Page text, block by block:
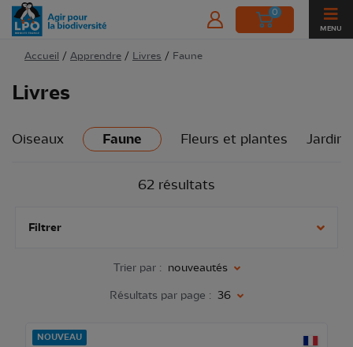
0
MENU
Accueil / Apprendre / Livres / Faune
Livres
Oiseaux Faune Fleurs et plantes
62 résultats
Filtrer
Trier par : nouveautés
Résultats par page : 36
NOUVEAU